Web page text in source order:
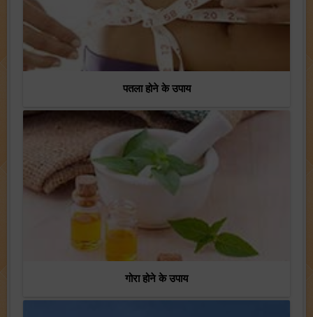
पतला होने के उपाय
गोरा होने के उपाय